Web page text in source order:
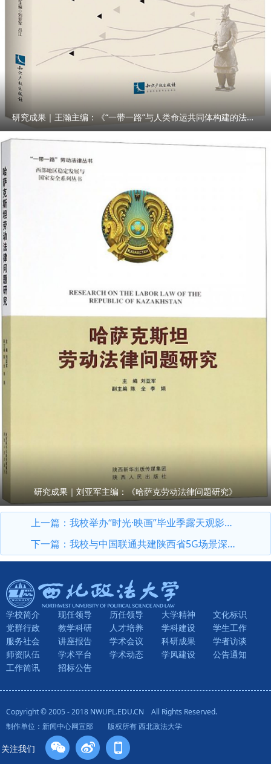
研究成果｜王瀚主编：《“一带一路”与人类命运共同体构建的法律与实践》
研究成果｜刘亚军主编：《哈萨克劳动法律问题研究》
上一篇： 我校举办“时光·映画”毕业季露天观影活动
下一篇： 我校与中国联通共建陕西省5G场景深度应用示范合作高校
学校简介 现任领导 历任领导 大学精神
文化标识
党群行政
教学科研 人才培养 学科建设
学生工作
服务社会
讲座报告 学术会议 科研成果
学者访谈
师资队伍
学术平台 学术动态 学风建设
公告通知
工作简讯
招标公告
Copyright © 2005 - 2018 NWUPL.EDU.CN All Rights Reserved.
制作单位：新闻中心网宣部 版权所有 西北政法大学
关注我们